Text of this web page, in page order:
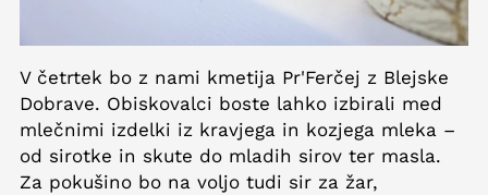
V četrtek bo z nami kmetija Pr'Ferčej z Blejske
Dobrave. Obiskovalci boste lahko izbirali med
mlečnimi izdelki iz kravjega in kozjega mleka –
od sirotke in skute do mladih sirov ter masla.
Za pokušino bo na voljo tudi sir za žar,